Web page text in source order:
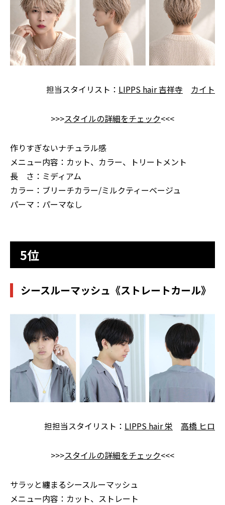
担当スタイリスト： LIPPS hair 吉祥寺 カイト
>>>スタイルの詳細をチェック<<<
作りすぎないナチュラル感
メニュー内容：カット、カラー、トリートメント
長 さ：ミディアム
カラー：ブリーチカラー/ミルクティーベージュ
パーマ：パーマなし
5位
シースルーマッシュ《ストレートカール》
担担当スタイリスト： LIPPS hair 栄 高橋 ヒロ
>>>スタイルの詳細をチェック<<<
サラッと纏まるシースルーマッシュ
メニュー内容：カット、ストレート